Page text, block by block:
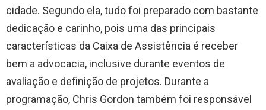
cidade. Segundo ela, tudo foi preparado com bastante
dedicação e carinho, pois uma das principais
características da Caixa de Assistência é receber
bem a advocacia, inclusive durante eventos de
avaliação e definição de projetos. Durante a
programação, Chris Gordon também foi responsável